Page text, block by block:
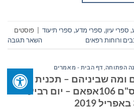
, ספרי עיון, ספרי מדע, ספרי תיעוד | פוסטים
ורוחות רפאים השאר תגובה
הפתוחה דף הבית - מאמרים
ומה שביניהם – תכנית
ראיונות ברדיו קס"ם 106אפאם – יום רביעי